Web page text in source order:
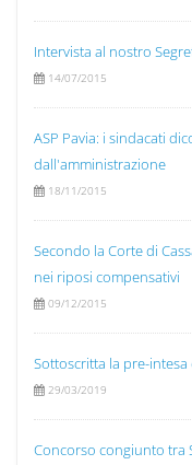
Intervista al nostro
14/07/2015
ASP Pavia: i sindacati
dall'amministrazione
18/11/2015
Secondo la Corte di
nei riposi compensativi
09/12/2015
Sottoscritta la pre-intesa
29/03/2019
Concorso congiunto tra